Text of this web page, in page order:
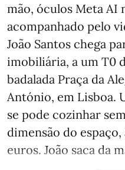
mão, óculos Meta AI
acompanhado pelo
João Santos chega
imobiliária, a um T0
badalada Praça da
António, em Lisboa.
se pode cozinhar
dimensão do
euros. João saca da